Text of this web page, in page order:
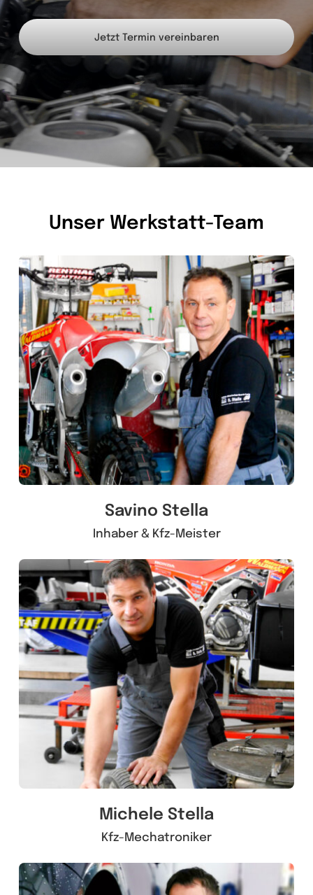
Jetzt Termin vereinbaren
Unser Werkstatt-Team
Savino Stella
Inhaber & Kfz-Meister
Michele Stella
Kfz-Mechatroniker